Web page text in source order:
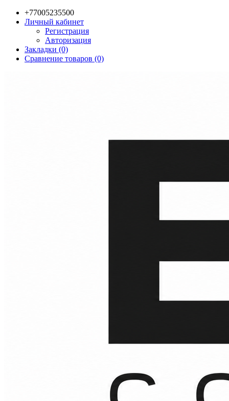
+77005235500
Личный кабинет
Регистрация
Авторизация
Закладки (0)
Сравнение товаров (0)